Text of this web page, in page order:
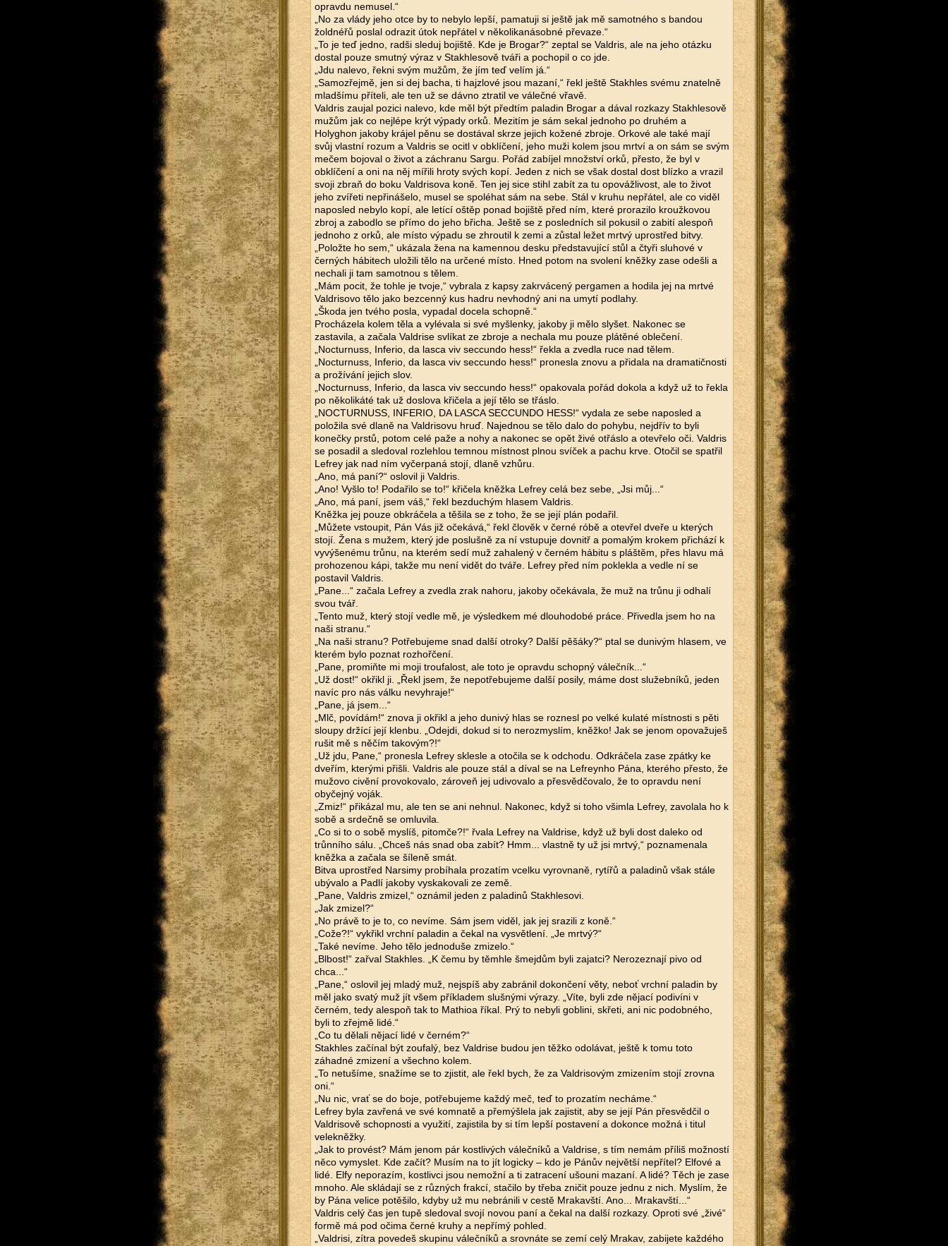
opravdu nemusel.“
„No za vlády jeho otce by to nebylo lepší, pamatuji si ještě jak mě samotného s bandou
žoldnéřů poslal odrazit útok nepřátel v několikanásobné převaze.“
„To je teď jedno, radši sleduj bojiště. Kde je Brogar?“ zeptal se Valdris, ale na jeho otázku
dostal pouze smutný výraz v Stakhlesově tváři a pochopil o co jde.
„Jdu nalevo, řekni svým mužům, že jím teď velím já.“
„Samozřejmě, jen si dej bacha, ti hajzlové jsou mazaní,“ řekl ještě Stakhles svému znatelně
mladšímu příteli, ale ten už se dávno ztratil ve válečné vřavě.
Valdris zaujal pozici nalevo, kde měl být předtím paladin Brogar a dával rozkazy Stakhlesově
mužům jak co nejlépe krýt výpady orků. Mezitím je sám sekal jednoho po druhém a
Holyghon jakoby krájel pěnu se dostával skrze jejich kožené zbroje. Orkové ale také mají
svůj vlastní rozum a Valdris se ocitl v obklíčení, jeho muži kolem jsou mrtví a on sám se svým
mečem bojoval o život a záchranu Sargu. Pořád zabíjel množství orků, přesto, že byl v
obklíčení a oni na něj mířili hroty svých kopí. Jeden z nich se však dostal dost blízko a vrazil
svoji zbraň do boku Valdrisova koně. Ten jej sice stihl zabít za tu opovážlivost, ale to život
jeho zvířeti nepřinášelo, musel se spoléhat sám na sebe. Stál v kruhu nepřátel, ale co viděl
naposled nebylo kopí, ale letící oštěp ponad bojiště před ním, které prorazilo kroužkovou
zbroj a zabodlo se přímo do jeho břicha. Ještě se z posledních sil pokusil o zabití alespoň
jednoho z orků, ale místo výpadu se zhroutil k zemi a zůstal ležet mrtvý uprostřed bitvy.
„Položte ho sem,“ ukázala žena na kamennou desku představující stůl a čtyři sluhové v
černých hábitech uložili tělo na určené místo. Hned potom na svolení kněžky zase odešli a
nechali ji tam samotnou s tělem.
„Mám pocit, že tohle je tvoje,“ vybrala z kapsy zakrvácený pergamen a hodila jej na mrtvé
Valdrisovo tělo jako bezcenný kus hadru nevhodný ani na umytí podlahy.
„Škoda jen tvého posla, vypadal docela schopně.“
Procházela kolem těla a vylévala si své myšlenky, jakoby ji mělo slyšet. Nakonec se
zastavila, a začala Valdrise svlíkat ze zbroje a nechala mu pouze plátěné oblečení.
„Nocturnuss, Inferio, da lasca viv seccundo hess!“ řekla a zvedla ruce nad tělem.
„Nocturnuss, Inferio, da lasca viv seccundo hess!“ pronesla znovu a přidala na dramatičnosti
a prožívání jejich slov.
„Nocturnuss, Inferio, da lasca viv seccundo hess!“ opakovala pořád dokola a když už to řekla
po několikáté tak už doslova křičela a její tělo se třáslo.
„NOCTURNUSS, INFERIO, DA LASCA SECCUNDO HESS!“ vydala ze sebe naposled a
položila své dlaně na Valdrisovu hruď. Najednou se tělo dalo do pohybu, nejdřív to byli
konečky prstů, potom celé paže a nohy a nakonec se opět živé otřáslo a otevřelo oči. Valdris
se posadil a sledoval rozlehlou temnou místnost plnou svíček a pachu krve. Otočil se spatřil
Lefrey jak nad ním vyčerpaná stojí, dlaně vzhůru.
„Ano, má paní?“ oslovil ji Valdris.
„Ano! Vyšlo to! Podařilo se to!“ křičela kněžka Lefrey celá bez sebe, „Jsi můj...“
„Ano, má paní, jsem váš,“ řekl bezduchým hlasem Valdris.
Kněžka jej pouze obkráčela a těšila se z toho, že se její plán podařil.
„Můžete vstoupit, Pán Vás již očekává,“ řekl člověk v černé róbě a otevřel dveře u kterých
stojí. Žena s mužem, který jde poslušně za ní vstupuje dovnitř a pomalým krokem přichází k
vyvýšenému trůnu, na kterém sedí muž zahalený v černém hábitu s pláštěm, přes hlavu má
prohozenou kápi, takže mu není vidět do tváře. Lefrey před ním poklekla a vedle ní se
postavil Valdris.
„Pane...“ začala Lefrey a zvedla zrak nahoru, jakoby očekávala, že muž na trůnu ji odhalí
svou tvář.
„Tento muž, který stojí vedle mě, je výsledkem mé dlouhodobé práce. Přivedla jsem ho na
naši stranu.“
„Na naši stranu? Potřebujeme snad další otroky? Další pěšáky?“ ptal se dunivým hlasem, ve
kterém bylo poznat rozhořčení.
„Pane, promiňte mi moji troufalost, ale toto je opravdu schopný válečník...“
„Už dost!“ okřikl ji. „Řekl jsem, že nepotřebujeme další posily, máme dost služebníků, jeden
navíc pro nás válku nevyhraje!“
„Pane, já jsem...“
„Mlč, povídám!“ znova ji okřikl a jeho dunivý hlas se roznesl po velké kulaté místnosti s pěti
sloupy držící její klenbu. „Odejdi, dokud si to nerozmyslím, kněžko! Jak se jenom opovažuješ
rušit mě s něčím takovým?!“
„Už jdu, Pane,“ pronesla Lefrey sklesle a otočila se k odchodu. Odkráčela zase zpátky ke
dveřím, kterými přišli. Valdris ale pouze stál a díval se na Lefreynho Pána, kterého přesto, že
mužovo civění provokovalo, zároveň jej udivovalo a přesvědčovalo, že to opravdu není
obyčejný voják.
„Zmiz!“ přikázal mu, ale ten se ani nehnul. Nakonec, když si toho všimla Lefrey, zavolala ho k
sobě a srdečně se omluvila.
„Co si to o sobě myslíš, pitomče?!“ řvala Lefrey na Valdrise, když už byli dost daleko od
trůnního sálu. „Chceš nás snad oba zabít? Hmm... vlastně ty už jsi mrtvý,“ poznamenala
kněžka a začala se šíleně smát.
Bitva uprostřed Narsimy probíhala prozatím vcelku vyrovnaně, rytířů a paladinů však stále
ubývalo a Padlí jakoby vyskakovali ze země.
„Pane, Valdris zmizel,“ oznámil jeden z paladinů Stakhlesovi.
„Jak zmizel?“
„No právě to je to, co nevíme. Sám jsem viděl, jak jej srazili z koně.“
„Cože?!“ vykřikl vrchní paladin a čekal na vysvětlení. „Je mrtvý?“
„Také nevíme. Jeho tělo jednoduše zmizelo.“
„Blbost!“ zařval Stakhles. „K čemu by těmhle šmejdům byli zajatci? Nerozeznají pivo od
chca...“
„Pane,“ oslovil jej mladý muž, nejspíš aby zabránil dokončení věty, neboť vrchní paladin by
měl jako svatý muž jít všem příkladem slušnými výrazy. „Víte, byli zde nějací podivíni v
černém, tedy alespoň tak to Mathioa říkal. Prý to nebyli goblini, skřeti, ani nic podobného,
byli to zřejmě lidé.“
„Co tu dělali nějací lidé v černém?“
Stakhles začínal být zoufalý, bez Valdrise budou jen těžko odolávat, ještě k tomu toto
záhadné zmizení a všechno kolem.
„To netušíme, snažíme se to zjistit, ale řekl bych, že za Valdrisovým zmizením stojí zrovna
oni.“
„Nu nic, vrať se do boje, potřebujeme každý meč, teď to prozatím necháme.“
Lefrey byla zavřená ve své komnatě a přemýšlela jak zajistit, aby se její Pán přesvědčil o
Valdrisově schopnosti a využití, zajistila by si tím lepší postavení a dokonce možná i titul
velekněžky.
„Jak to provést? Mám jenom pár kostlivých válečníků a Valdrise, s tím nemám příliš možností
něco vymyslet. Kde začít? Musím na to jít logicky – kdo je Pánův největší nepřítel? Elfové a
lidé. Elfy neporazím, kostlivci jsou nemožní a ti zatracení ušouni mazaní. A lidé? Těch je zase
mnoho. Ale skládají se z různých frakcí, stačilo by třeba zničit pouze jednu z nich. Myslím, že
by Pána velice potěšilo, kdyby už mu nebránili v cestě Mrakavští. Ano... Mrakavští...“
Valdris celý čas jen tupě sledoval svojí novou paní a čekal na další rozkazy. Oproti své „živé“
formě má pod očima černé kruhy a nepřímý pohled.
„Valdrisi, zítra povedeš skupinu válečníků a srovnáte se zemí celý Mrakav, zabijete každého